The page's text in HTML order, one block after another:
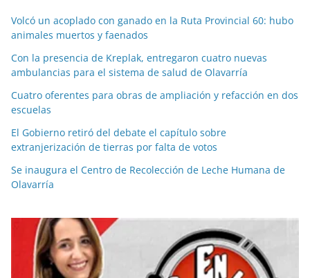
Volcó un acoplado con ganado en la Ruta Provincial 60: hubo
animales muertos y faenados
Con la presencia de Kreplak, entregaron cuatro nuevas
ambulancias para el sistema de salud de Olavarría
Cuatro oferentes para obras de ampliación y refacción en dos
escuelas
El Gobierno retiró del debate el capítulo sobre
extranjerización de tierras por falta de votos
Se inaugura el Centro de Recolección de Leche Humana de
Olavarría